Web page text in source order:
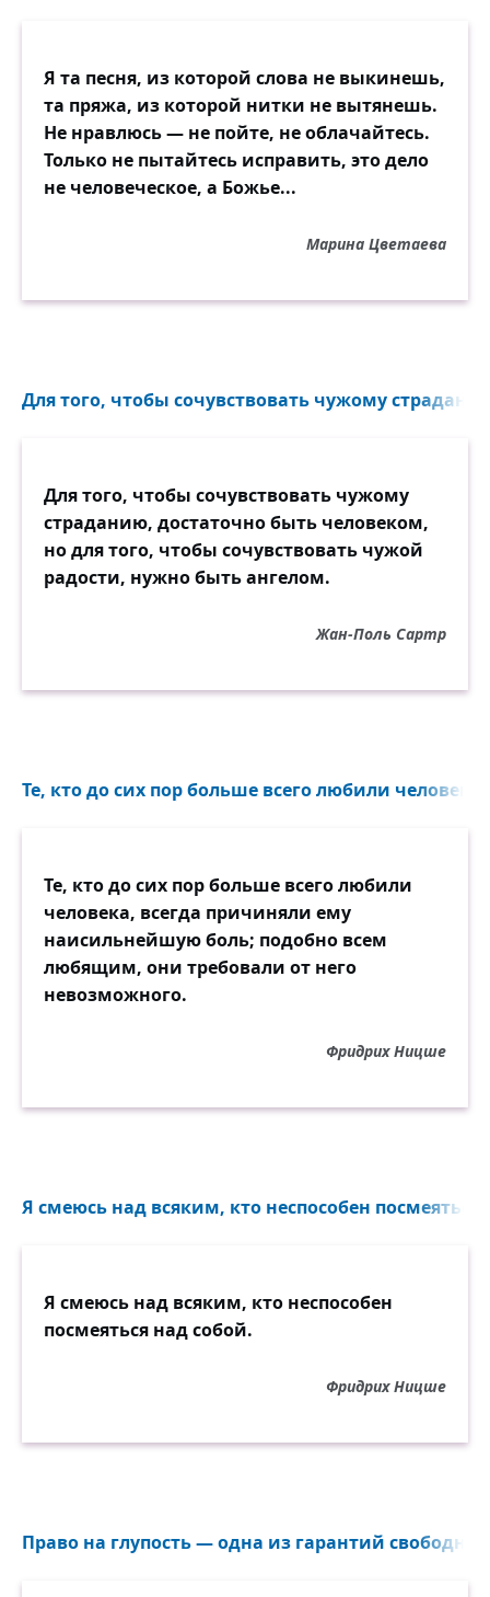
Я та песня, из которой слова не выкинешь,
та пряжа, из которой нитки не вытянешь.
Не нравлюсь — не пойте, не облачайтесь.
Только не пытайтесь исправить, это дело
не человеческое, а Божье...
Марина Цветаева
Для того, чтобы сочувствовать чужому
Для того, чтобы сочувствовать чужому
страданию, достаточно быть человеком,
но для того, чтобы сочувствовать чужой
радости, нужно быть ангелом.
Жан-Поль Сартр
Те, кто до сих пор больше всего любили
Те, кто до сих пор больше всего любили
человека, всегда причиняли ему
наисильнейшую боль; подобно всем
любящим, они требовали от него
невозможного.
Фридрих Ницше
Я смеюсь над всяким, кто неспособен посмеяться
Я смеюсь над всяким, кто неспособен
посмеяться над собой.
Фридрих Ницше
Право на глупость — одна из гарантий